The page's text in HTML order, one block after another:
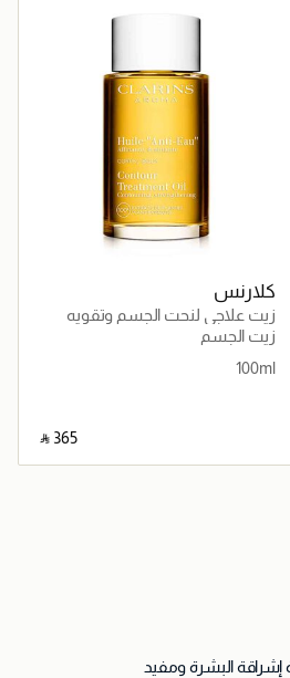
كلارنس
زيت علاجي لنحت الجسم وتقويه
100مل
زيت الجسم
100ml
‎ ⃁ ⁦365⁩ ‎
البشرة ومفيد